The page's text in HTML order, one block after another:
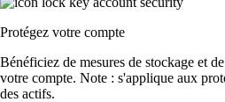
Protégez votre compte
Bénéficiez de mesures de stockage et
votre compte. Note : s'applique aux
des actifs.